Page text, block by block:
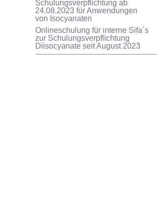
Schulungsverpflichtung ab
24.08.2023 für Anwendungen
von Isocyanaten
Onlineschulung für interne Sifa´s
zur Schulungsverpflichtung
Diisocyanate seit August 2023